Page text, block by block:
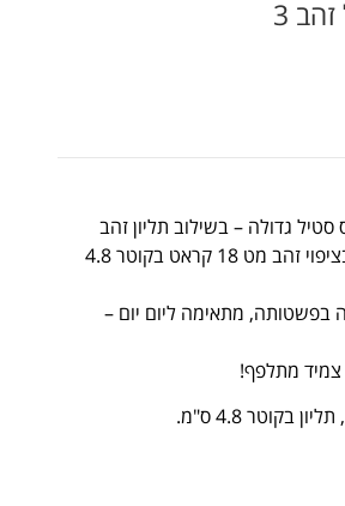
3
סטיינלס סטיל גדולה – בשילוב תליון זהב
טבעת שטוחה עגולה ולא סימטרית, בציפוי זהב מט 18 קראט בקוטר 4.8
בפשטותה, מתאימה ליום יום –
צמיד מתלפף!